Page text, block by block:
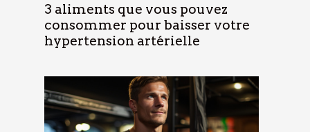
3 aliments que vous pouvez
consommer pour baisser votre
hypertension artérielle